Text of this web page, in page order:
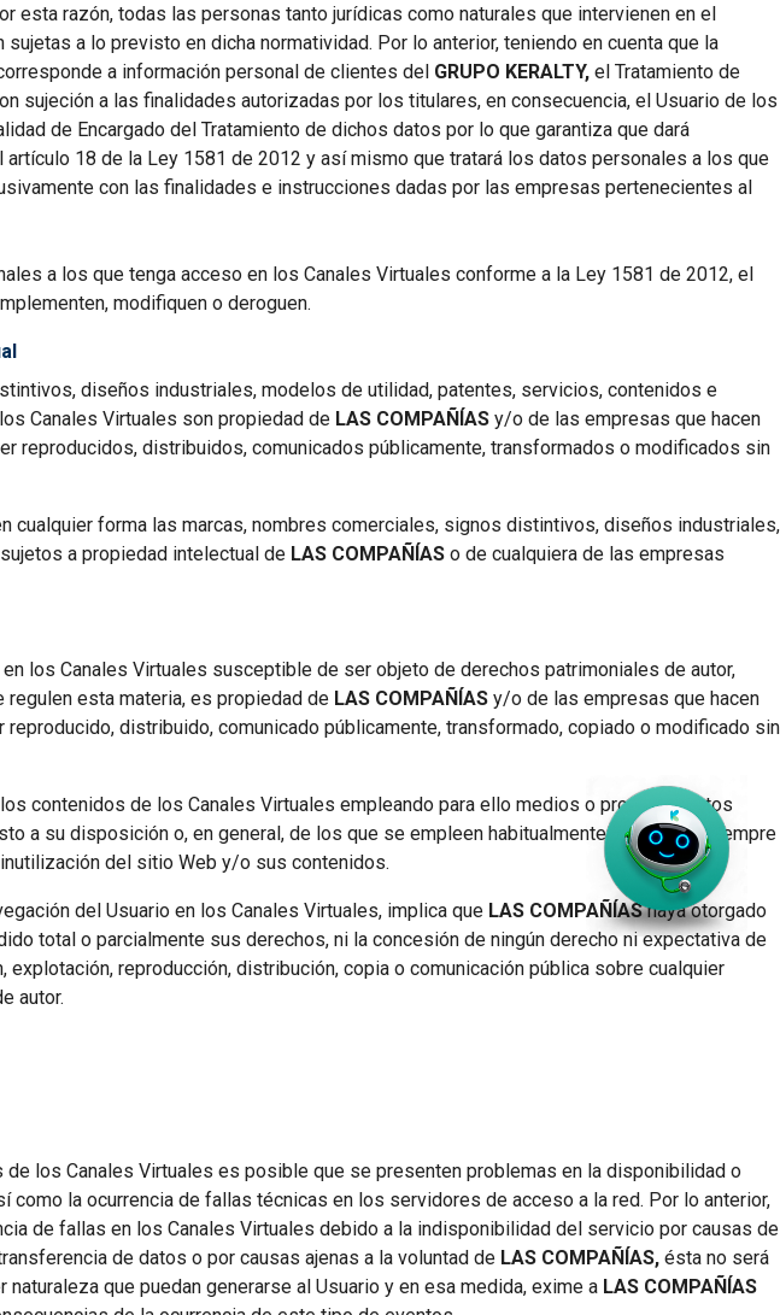
esta razón, todas las personas tanto jurídicas como naturales que intervienen en el
a lo previsto en dicha normatividad. Por lo anterior, teniendo en cuenta que la
a información personal de clientes del GRUPO KERALTY, el Tratamiento de
sujeción a las finalidades autorizadas por los titulares, en consecuencia, el Usuario de los
de Encargado del Tratamiento de dichos datos por lo que garantiza que dará
18 de la Ley 1581 de 2012 y así mismo que tratará los datos personales a los que
con las finalidades e instrucciones dadas por las empresas pertenecientes al
a los que tenga acceso en los Canales Virtuales conforme a la Ley 1581 de 2012, el
modifiquen o deroguen.
diseños industriales, modelos de utilidad, patentes, servicios, contenidos e
Canales Virtuales son propiedad de LAS COMPAÑÍAS y/o de las empresas que hacen
reproducidos, distribuidos, comunicados públicamente, transformados o modificados sin
cualquier forma las marcas, nombres comerciales, signos distintivos, diseños industriales,
a propiedad intelectual de LAS COMPAÑÍAS o de cualquiera de las empresas
los Canales Virtuales susceptible de ser objeto de derechos patrimoniales de autor,
esta materia, es propiedad de LAS COMPAÑÍAS y/o de las empresas que hacen
reproducido, distribuido, comunicado públicamente, transformado, copiado o modificado sin
contenidos de los Canales Virtuales empleando para ello medios o procedimientos
a su disposición o, en general, de los que se empleen habitualmente en Internet siempre
del sitio Web y/o sus contenidos.
del Usuario en los Canales Virtuales, implica que LAS COMPAÑÍAShaya otorgado
total o parcialmente sus derechos, ni la concesión de ningún derecho ni expectativa de
explotación, reproducción, distribución, copia o comunicación pública sobre cualquier
autor.
los Canales Virtuales es posible que se presenten problemas en la disponibilidad o
la ocurrencia de fallas técnicas en los servidores de acceso a la red. Por lo anterior,
de fallas en los Canales Virtuales debido a la indisponibilidad del servicio por causas de
de datos o por causas ajenas a la voluntad de LAS COMPAÑÍAS, ésta no será
que puedan generarse al Usuario y en esa medida, exime a LAS COMPAÑÍAS